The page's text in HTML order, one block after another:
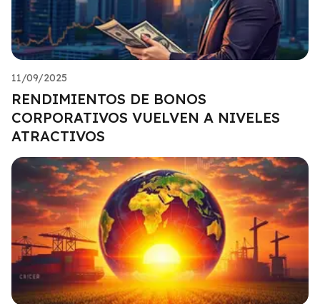
11/09/2025
RENDIMIENTOS DE BONOS
CORPORATIVOS VUELVEN A NIVELES
ATRACTIVOS